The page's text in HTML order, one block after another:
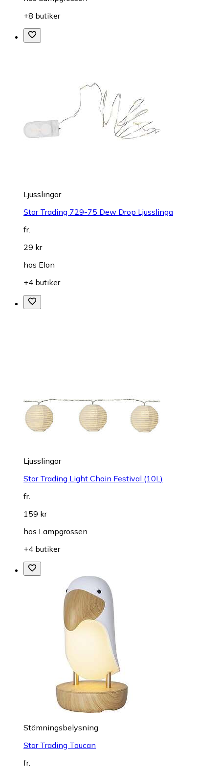
+8 butiker
Ljusslingor
Star Trading 729-75 Dew Drop Ljusslinga
fr.
29 kr
hos Elon
+4 butiker
Ljusslingor
Star Trading Light Chain Festival (10L)
fr.
159 kr
hos Lampgrossen
+4 butiker
Stämningsbelysning
Star Trading Toucan
fr.